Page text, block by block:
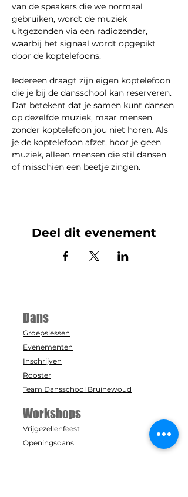
van de speakers die we normaal
gebruiken, wordt de muziek
uitgezonden via een radiozender,
waarbij het signaal wordt opgepikt
door de koptelefoons.
Iedereen draagt zijn eigen koptelefoon
die je bij de dansschool kan reserveren.
Dat betekent dat je samen kunt dansen
op dezelfde muziek, maar mensen
zonder koptelefoon jou niet horen. Als
je de koptelefoon afzet, hoor je geen
muziek, alleen mensen die stil dansen
of misschien een beetje zingen.
Deel dit evenement
Dans
Groepslessen
Evenementen
Inschrijven
Rooster
Team Dansschool Bruinewoud
Workshops
Vrijgezellenfeest
Openingsdans